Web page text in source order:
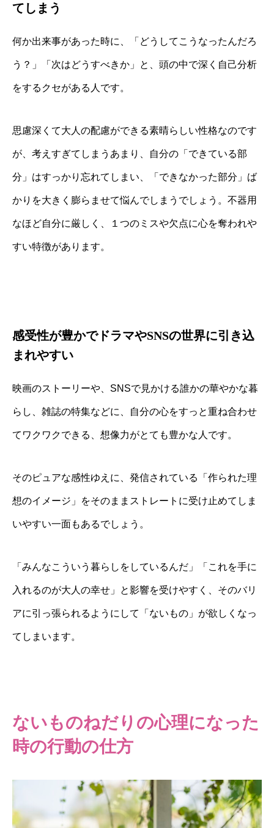
てしまう
何か出来事があった時に、「どうしてこうなったんだろ
う？」「次はどうすべきか」と、頭の中で深く自己分析
をするクセがある人です。
思慮深くて大人の配慮ができる素晴らしい性格なのです
が、考えすぎてしまうあまり、自分の「できている部
分」はすっかり忘れてしまい、「できなかった部分」ば
かりを大きく膨らませて悩んでしまうでしょう。不器用
なほど自分に厳しく、１つのミスや欠点に心を奪われや
すい特徴があります。
感受性が豊かでドラマやSNSの世界に引き込
まれやすい
映画のストーリーや、SNSで見かける誰かの華やかな暮
らし、雑誌の特集などに、自分の心をすっと重ね合わせ
てワクワクできる、想像力がとても豊かな人です。
そのピュアな感性ゆえに、発信されている「作られた理
想のイメージ」をそのままストレートに受け止めてしま
いやすい一面もあるでしょう。
「みんなこういう暮らしをしているんだ」「これを手に
入れるのが大人の幸せ」と影響を受けやすく、そのバリ
アに引っ張られるようにして「ないもの」が欲しくなっ
てしまいます。
ないものねだりの心理になった
時の行動の仕方